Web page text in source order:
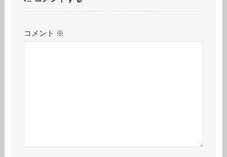
コメント ※